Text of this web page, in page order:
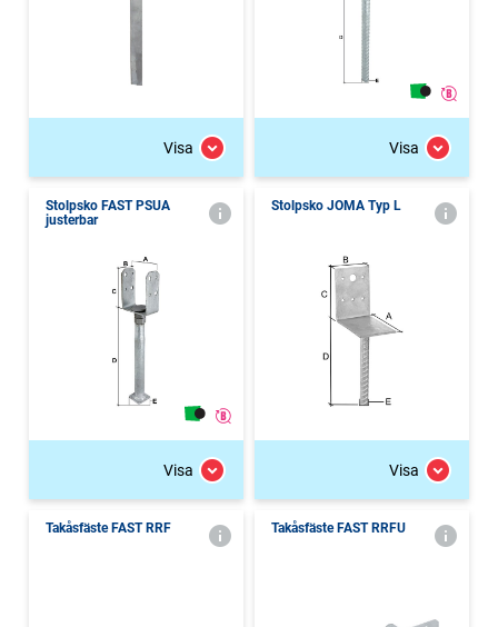
Visa Visa
Stolpsko FAST PSUA
justerbar
Visa
Stolpsko JOMA Typ L
Visa
Takåsfäste FAST RRF Takåsfäste FAST RRFU